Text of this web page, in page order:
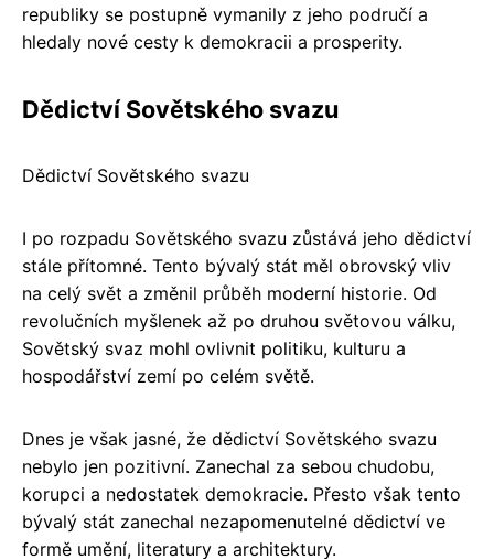
republiky se postupně vymanily z jeho područí a
hledaly nové cesty k demokracii a prosperity.
Dědictví Sovětského svazu
Dědictví Sovětského svazu
I po rozpadu Sovětského svazu zůstává jeho dědictví
stále přítomné. Tento bývalý stát měl obrovský vliv
na celý svět a změnil průběh moderní historie. Od
revolučních myšlenek až po druhou světovou válku,
Sovětský svaz mohl ovlivnit politiku, kulturu a
hospodářství zemí po celém světě.
Dnes je však jasné, že dědictví Sovětského svazu
nebylo jen pozitivní. Zanechal za sebou chudobu,
korupci a nedostatek demokracie. Přesto však tento
bývalý stát zanechal nezapomenutelné dědictví ve
formě umění, literatury a architektury.